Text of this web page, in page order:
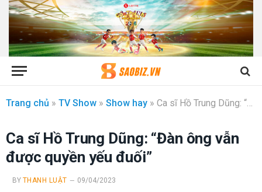
Trang chủ » TV Show » Show hay » Ca sĩ Hồ Trung Dũng: “Đàn ông vẫn được quyền yếu đuối”
Ca sĩ Hồ Trung Dũng: “Đàn ông vẫn
được quyền yếu đuối”
BY THANH LUẬT 09/04/2023